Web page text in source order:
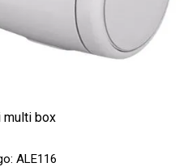
multi box
ALE116